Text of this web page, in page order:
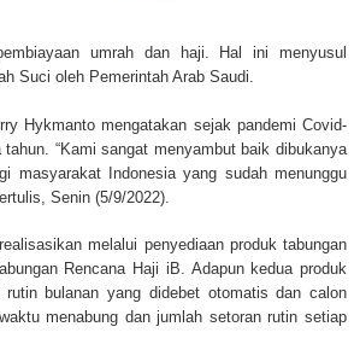
umrah dan haji. Hal ini menyusul
Suci oleh Pemerintah Arab Saudi.
Hykmanto mengatakan sejak pandemi Covid-
“Kami sangat menyambut baik dibukanya
masyarakat Indonesia yang sudah menunggu
Senin (5/9/2022).
melalui penyediaan produk tabungan
Rencana Haji iB. Adapun kedua produk
bulanan yang didebet otomatis dan calon
menabung dan jumlah setoran rutin setiap